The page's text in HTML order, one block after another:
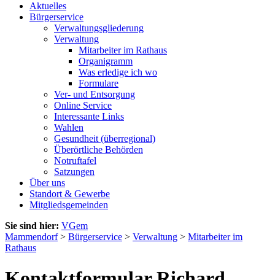
Aktuelles
Bürgerservice
Verwaltungsgliederung
Verwaltung
Mitarbeiter im Rathaus
Organigramm
Was erledige ich wo
Formulare
Ver- und Entsorgung
Online Service
Interessante Links
Wahlen
Gesundheit (überregional)
Überörtliche Behörden
Notruftafel
Satzungen
Über uns
Standort & Gewerbe
Mitgliedsgemeinden
Sie sind hier: VGem
Mammendorf> Bürgerservice > Verwaltung > Mitarbeiter im
Rathaus